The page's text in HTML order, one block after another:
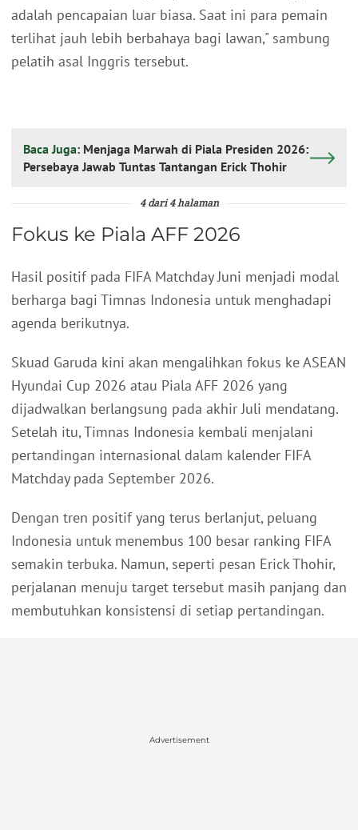
adalah pencapaian luar biasa. Saat ini para pemain
terlihat jauh lebih berbahaya bagi lawan," sambung
pelatih asal Inggris tersebut.
Baca Juga: Menjaga Marwah di Piala Presiden 2026:
Persebaya Jawab Tuntas Tantangan Erick Thohir
4 dari 4 halaman
Fokus ke Piala AFF 2026
Hasil positif pada FIFA Matchday Juni menjadi modal
berharga bagi Timnas Indonesia untuk menghadapi
agenda berikutnya.
Skuad Garuda kini akan mengalihkan fokus ke ASEAN
Hyundai Cup 2026 atau Piala AFF 2026 yang
dijadwalkan berlangsung pada akhir Juli mendatang.
Setelah itu, Timnas Indonesia kembali menjalani
pertandingan internasional dalam kalender FIFA
Matchday pada September 2026.
Dengan tren positif yang terus berlanjut, peluang
Indonesia untuk menembus 100 besar ranking FIFA
semakin terbuka. Namun, seperti pesan Erick Thohir,
perjalanan menuju target tersebut masih panjang dan
membutuhkan konsistensi di setiap pertandingan.
Advertisement